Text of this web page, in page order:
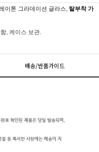
이톤 그라데이션 글라스, 탈부착 가
, 케이스 보관.
배송/반품가이드